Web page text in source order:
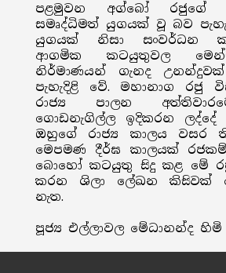
පළමුවන අග්බෝ රජුගේ
සමෘද්ධිමත් යුගයක් වූ බව
යුගයක් නිසා සංවර්ධන
ආගමික කටයුතුවල
නිර්මාණයන් ගැනද
පැහැදිළි වේ. මහානාග රජු
රාජ්‍ය පාලන
ගොඩනැගිල්ල ඉදිකරන
ඔහුගේ රාජ්‍ය කාලය වසර
මෙපමණ දීර්ඝ කාලයක්
බොහෝ කටයුතු සිදු කළ මේ
කරන ශිලා ලේඛන කිසිවක්
නැත.
පූජ්‍ය එල්ලාවල මේධානන්ද හිමි